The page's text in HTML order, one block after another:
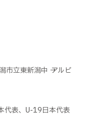
市立東新潟中 → アルビ
代表、U-19日本代表